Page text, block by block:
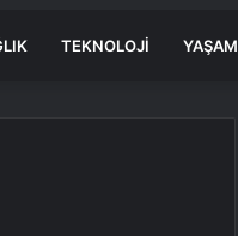
TEKNOLOJI YAŞAM